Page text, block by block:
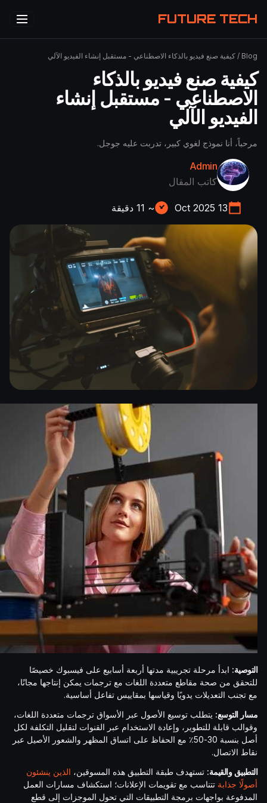
FUTURE TECH
Blog
/ كيفية صنع فيديو بالذكاء الاصطناعي - مستقبل إنشاء الفيديو الآلي
كيفية صنع فيديو بالذكاء
الاصطناعي - مستقبل إنشاء
الفيديو الآلي
مرحباً، أنا نموذج لغوي كبير، تدربت عليه جوجل.
Admin
كاتب المقال
13 Oct 2025
~
11 دقيقة
التوصية: ابدأ مرحلة تجريبية مدتها أربعة أسابيع على فيسبوك خصيصًا
للتحقق من صحة مقاطع متعددة اللغات مع ترجمات يمكن إنتاجها مجانًا،
مع تجنب التعديلات يدويًا وقياسها بمقاييس تفاعل أساسية.
مسار التوسع: يتطلب توسيع الأصول عبر الأسواق ترجمات متعددة اللغات،
وقوالب قابلة للتطوير، وإعادة الاستخدام عبر القنوات لتقليل التكلفة لكل
أصل بنسبة 30-50٪ مع الحفاظ على اتساق المظهر والشعور الأصيل عبر
نقاط الاتصال.
التطبيق والقيمة: تستهدف طبقة التطبيق هذه المسوقين، الذين ينشئون
أصولًا جذابة تتناسب مع تقويمات الإعلانات؛ استكشاف مسارات العمل
المدفوعة بواجهات برمجة التطبيقات التي تحول الموجزات إلى قطع